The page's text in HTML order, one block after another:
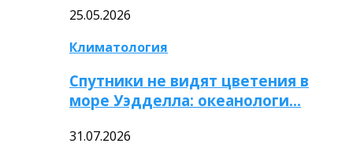
25.05.2026
Климатология
Спутники не видят цветения в
море Уэдделла: океанологи…
31.07.2026